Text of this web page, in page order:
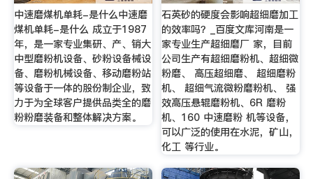
中速磨煤机单耗-是什么中速磨
煤机单耗-是什么 成立于1987
年，是一家专业集研、产、销大
中型磨粉机设备、砂粉设备械设
备、磨粉机械设备、移动磨粉站
等设备于一体的股份制企业，致
力于为全球客户提供品类全的磨
粉粉磨装备和整体解决方案。
石英砂的硬度会影响超细磨加工
的效率吗？_百度文库河南是一
家专业生产超细磨厂 家，目前
公司生产有超细磨粉机、超细微
粉磨、 高压超细磨、 超细磨粉
机、 超细气流微粉磨粉机、 强
效高压悬辊磨粉机、6R 磨粉
机、160 中速磨粉 机等设备，
可以广泛的使用在水泥，矿山，
化工 等行业。